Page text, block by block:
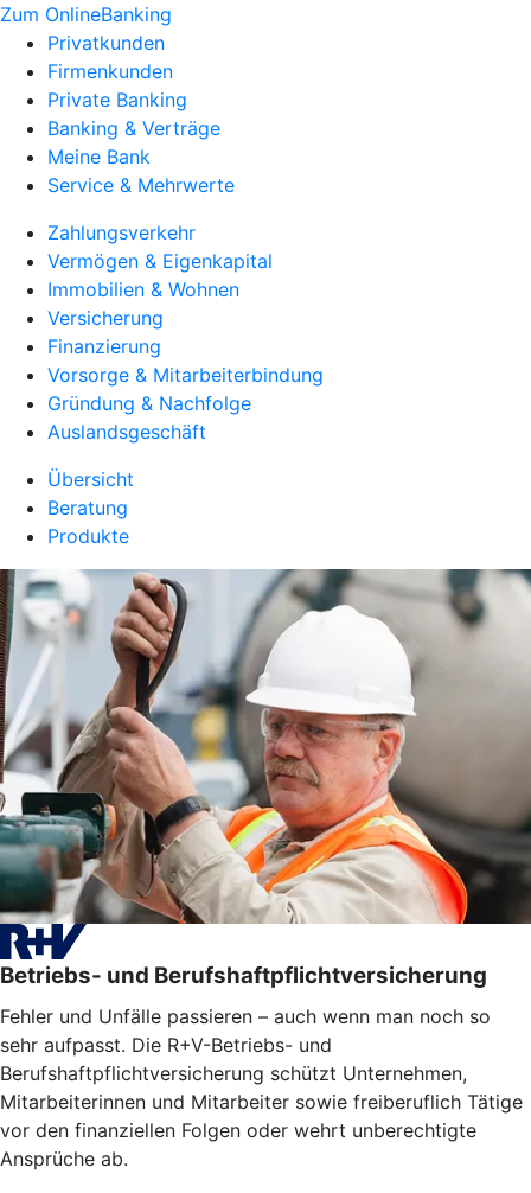
Zum OnlineBanking
Privatkunden
Firmenkunden
Private Banking
Banking & Verträge
Meine Bank
Service & Mehrwerte
Zahlungsverkehr
Vermögen & Eigenkapital
Immobilien & Wohnen
Versicherung
Finanzierung
Vorsorge & Mitarbeiterbindung
Gründung & Nachfolge
Auslandsgeschäft
Übersicht
Beratung
Produkte
Betriebs- und Berufshaftpflichtversicherung
Fehler und Unfälle passieren – auch wenn man noch so
sehr aufpasst. Die R+V-Betriebs- und
Berufshaftpflichtversicherung schützt Unternehmen,
Mitarbeiterinnen und Mitarbeiter sowie freiberuflich Tätige
vor den finanziellen Folgen oder wehrt unberechtigte
Ansprüche ab.